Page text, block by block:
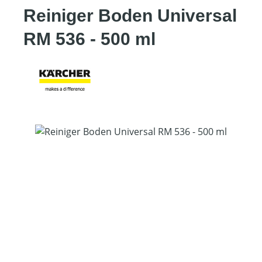
Reiniger Boden Universal
RM 536 - 500 ml
Bildergalerie überspringen